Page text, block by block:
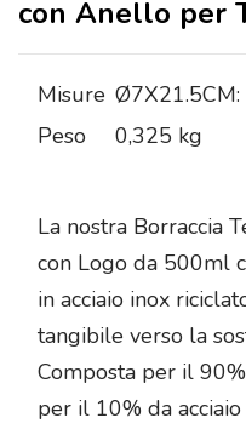
con Anello per
Misure Ø7X21.5CM:
Peso
0,325 kg
La nostra Borraccia
con Logo da 500ml
in acciaio inox
tangibile verso la
Composta per il
per il 10% da